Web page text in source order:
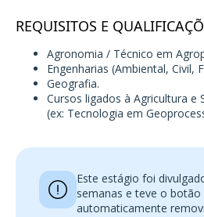
REQUISITOS E
Agronomia / Técnico em
Engenharias (Ambiental, Civil,
Geografia.
Cursos ligados à Agricultura e
(ex: Tecnologia em
Este estágio foi
semanas e teve o botão
automaticamente